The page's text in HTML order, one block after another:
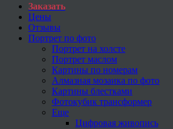
Заказать
Цены
Отзывы
Портрет по фото
Портрет на холсте
Портрет маслом
Картины по номерам
Алмазная мозаика по фото
Картины блестками
Фотокубик трансформер
Еще
Цифровая живопись